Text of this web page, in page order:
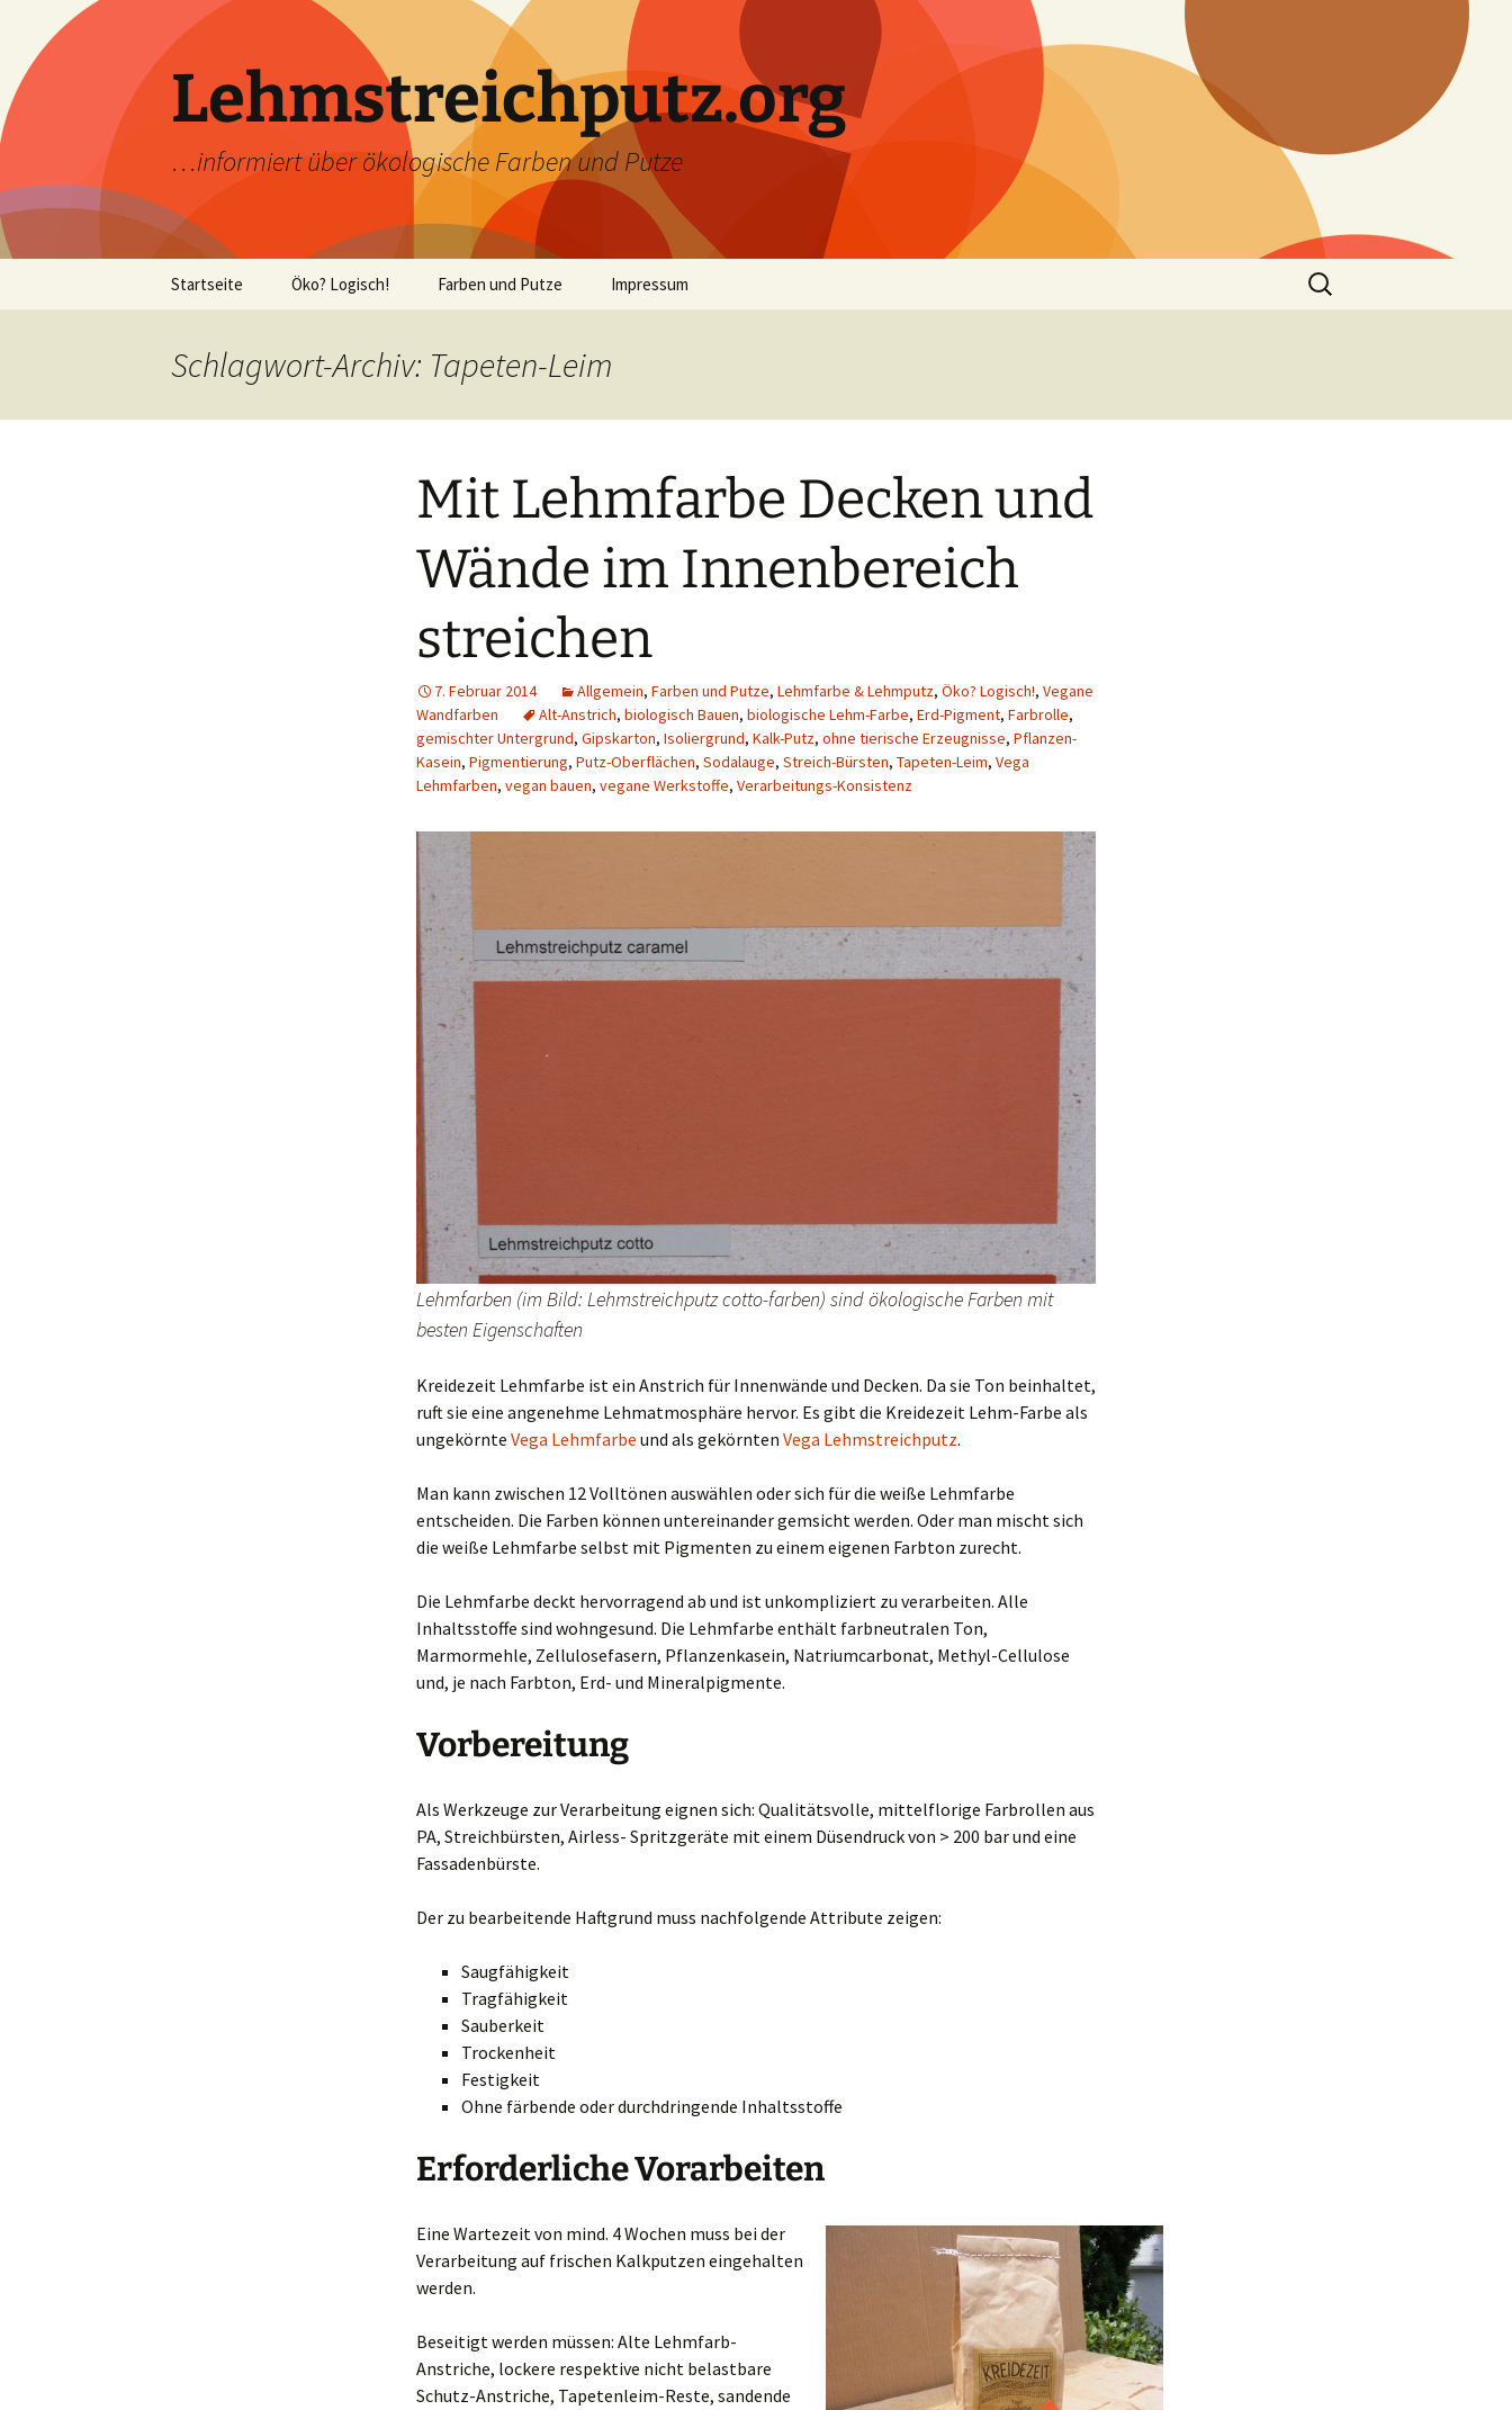
Inhalt
springen
Lehmstreichputz.org
…informiert über ökologische Farben und Putze
Startseite Öko? Logisch! Farben und Putze
Kaseinfarbe selber
Impressum
Suchen
nach:
Schlagwort-Archiv: Tapeten-Leim
Mit Lehmfarbe Decken und
Wände im Innenbereich
streichen
7. Februar 2014 Allgemein, Farben und Putze, Lehmfarbe & Lehmputz, Öko? Logisch!, Vegane
Wandfarben
Alt-Anstrich, biologisch Bauen, biologische Lehm-Farbe, Erd-Pigment, Farbrolle,
gemischter Untergrund, Gipskarton, Isoliergrund, Kalk-Putz, ohne tierische Erzeugnisse, Pflanzen-
Kasein, Pigmentierung, Putz-Oberflächen, Sodalauge, Streich-Bürsten, Tapeten-Leim, Vega
Lehmfarben, vegan bauen, vegane Werkstoffe, Verarbeitungs-Konsistenz
Lehmfarben (im Bild: Lehmstreichputz cotto-farben) sind ökologische Farben mit
besten Eigenschaften
Kreidezeit Lehmfarbe ist ein Anstrich für Innenwände und Decken. Da sie Ton beinhaltet,
ruft sie eine angenehme Lehmatmosphäre hervor. Es gibt die Kreidezeit Lehm-Farbe als
ungekörnte Vega Lehmfarbe und als gekörnten Vega Lehmstreichputz.
Man kann zwischen 12 Volltönen auswählen oder sich für die weiße Lehmfarbe
entscheiden. Die Farben können untereinander gemsicht werden. Oder man mischt sich
die weiße Lehmfarbe selbst mit Pigmenten zu einem eigenen Farbton zurecht.
Die Lehmfarbe deckt hervorragend ab und ist unkompliziert zu verarbeiten. Alle
Inhaltsstoffe sind wohngesund. Die Lehmfarbe enthält farbneutralen Ton,
Marmormehle, Zellulosefasern, Pflanzenkasein, Natriumcarbonat, Methyl-Cellulose
und, je nach Farbton, Erd- und Mineralpigmente.
Vorbereitung
Als Werkzeuge zur Verarbeitung eignen sich: Qualitätsvolle, mittelflorige Farbrollen aus
PA, Streichbürsten, Airless- Spritzgeräte mit einem Düsendruck von > 200 bar und eine
Fassadenbürste.
Der zu bearbeitende Haftgrund muss nachfolgende Attribute zeigen:
Saugfähigkeit
Tragfähigkeit
Sauberkeit
Trockenheit
Festigkeit
Ohne färbende oder durchdringende Inhaltsstoffe
Erforderliche Vorarbeiten
Eine Wartezeit von mind. 4 Wochen muss bei der
Verarbeitung auf frischen Kalkputzen eingehalten
werden.
Beseitigt werden müssen: Alte Lehmfarb-
Anstriche, lockere respektive nicht belastbare
Schutz-Anstriche, Tapetenleim-Reste, sandende